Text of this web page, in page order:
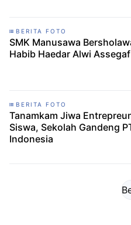
BERITA FOTO
SMK Manusawa
Habib Haedar Alwi Assegaf
BERITA FOTO
Tanamkam Jiwa
Siswa, Sekolah Gandeng
Indonesia